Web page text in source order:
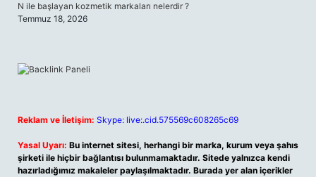
N ile başlayan kozmetik markaları nelerdir ?
Temmuz 18, 2026
Reklam ve İletişim: Skype: live:.cid.575569c608265c69
Yasal Uyarı: Bu internet sitesi, herhangi bir marka, kurum veya şahıs
şirketi ile hiçbir bağlantısı bulunmamaktadır. Sitede yalnızca kendi
hazırladığımız makaleler paylaşılmaktadır. Burada yer alan içerikler